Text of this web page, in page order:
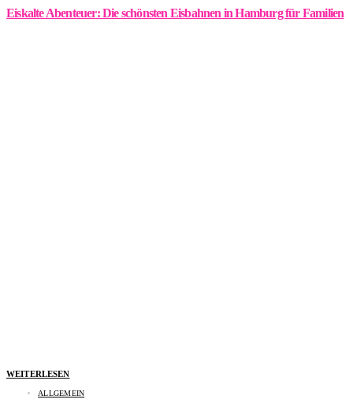
Eiskalte Abenteuer: Die schönsten Eisbahnen in Hamburg für Familien
WEITERLESEN
ALLGEMEIN